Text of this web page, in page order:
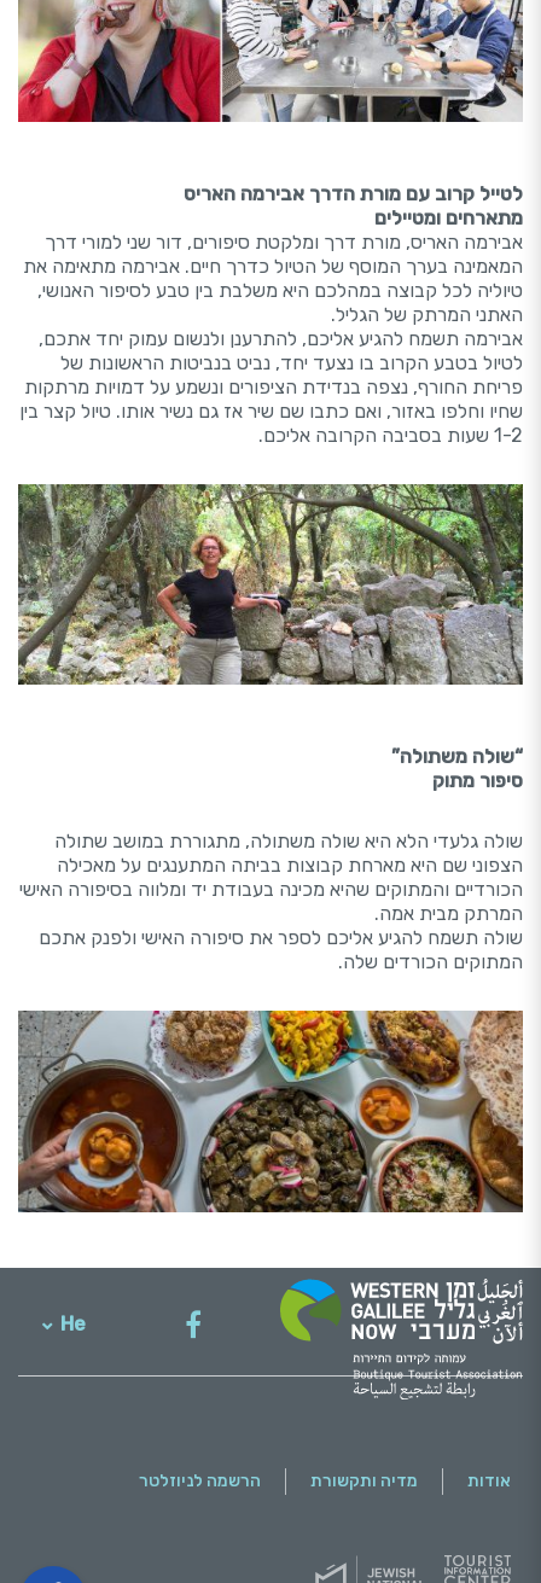
לטייל קרוב עם מורת הדרך אבירמה האריס
מתארחים ומטיילים
אבירמה האריס, מורת דרך ומלקטת סיפורים, דור שני למורי דרך
המאמינה בערך המוסף של הטיול כדרך חיים. אבירמה מתאימה את
טיוליה לכל קבוצה במהלכם היא משלבת בין טבע לסיפור האנושי,
האתני המרתק של הגליל.
אבירמה תשמח להגיע אליכם, להתרענן ולנשום עמוק יחד אתכם,
לטיול בטבע הקרוב בו נצעד יחד, נביט בנביטות הראשונות של
פריחת החורף, נצפה בנדידת הציפורים ונשמע על דמויות מרתקות
שחיו וחלפו באזור, ואם כתבו שם שיר אז גם נשיר אותו. טיול קצר בין
1-2 שעות בסביבה הקרובה אליכם.
“שולה משתולה”
סיפור מתוק
שולה גלעדי הלא היא שולה משתולה, מתגוררת במושב שתולה
הצפוני שם היא מארחת קבוצות בביתה המתענגים על מאכילה
הכורדיים והמתוקים שהיא מכינה בעבודת יד ומלווה בסיפורה האישי
המרתק מבית אמה.
שולה תשמח להגיע אליכם לספר את סיפורה האישי ולפנק אתכם
המתוקים הכורדים שלה.
He
אודות מדיה ותקשורת הרשמה לניוזלטר